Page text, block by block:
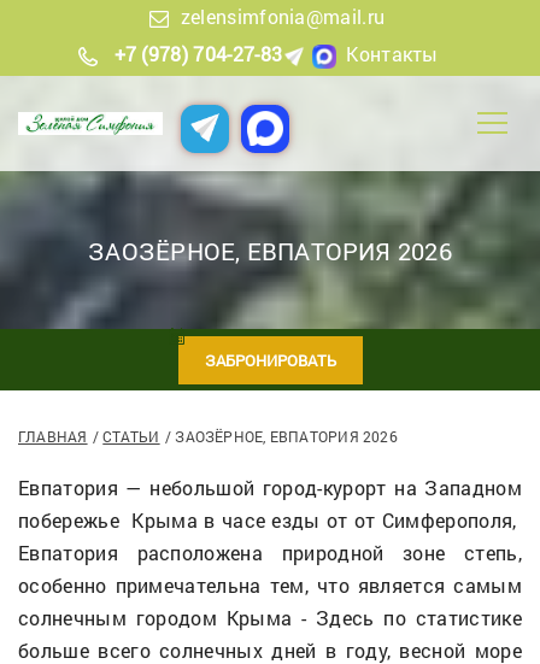
zelensimfonia@mail.ru
+7 (978) 704-27-83
Контакты
ЗАОЗЁРНОЕ, ЕВПАТОРИЯ 2026
ЗАБРОНИРОВАТЬ
ГЛАВНАЯ СТАТЬИ ЗАОЗЁРНОЕ, ЕВПАТОРИЯ 2026
Евпатория — небольшой город-курорт на Западном
побережье Крыма в часе езды от от Симферополя,
Евпатория расположена природной зоне степь,
особенно примечательна тем, что является самым
солнечным городом Крыма - Здесь по статистике
больше всего солнечных дней в году, весной море